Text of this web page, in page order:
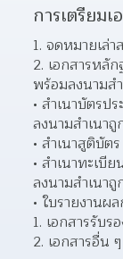
การเตรียมเ
จดหมายเล่
เอกสารหลั
พร้อมลงนามส
สำเนาบัตรป
ลงนามสำเนาถู
สำเนาสูติบัต
สำเนาทะเบี
ลงนามสำเนาถู
ใบรายงานผ
เอกสารรับร
เอกสารอื่น